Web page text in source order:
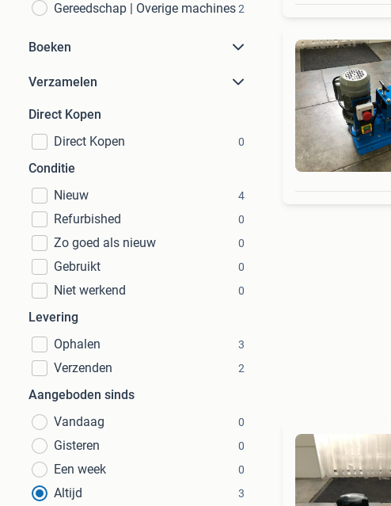
Gereedschap | Overige machines2
Boeken
Verzamelen
Direct Kopen
Direct Kopen
0
Conditie
Nieuw
4
Refurbished 0
Zo goed als nieuw 0
Gebruikt 0
Niet werkend 0
Levering
Ophalen
3
Verzenden 2
Aangeboden sinds
Vandaag
0
Gisteren 0
Een week 0
Altijd 3